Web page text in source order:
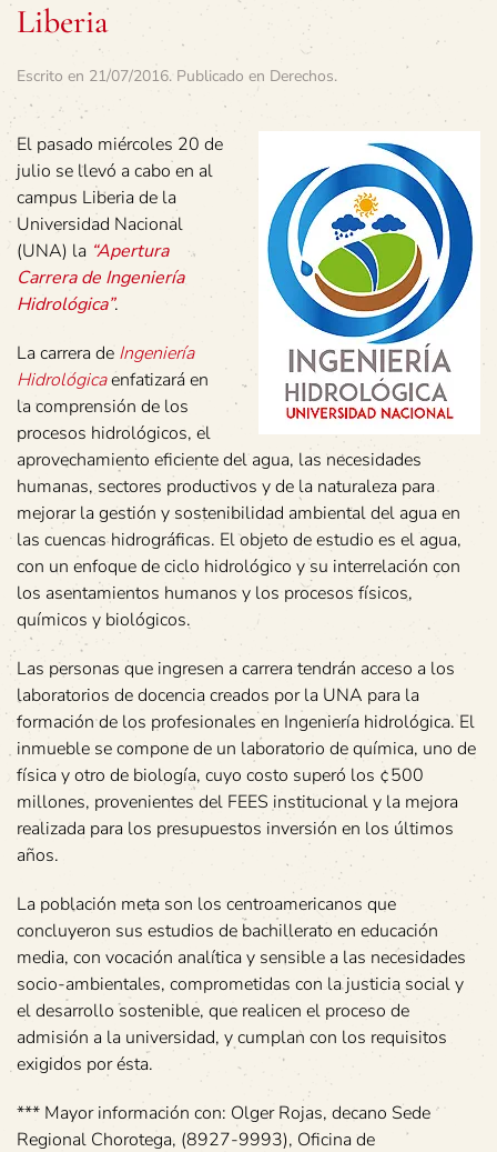
Liberia
Escrito en 21/07/2016. Publicado en Derechos.
El pasado miércoles 20 de
julio se llevó a cabo en al
campus Liberia de la
Universidad Nacional
(UNA) la “Apertura
Carrera de Ingeniería
Hidrológica”.
La carrera de Ingeniería
Hidrológicaenfatizará en
la comprensión de los
procesos hidrológicos, el
aprovechamiento eficiente del agua, las necesidades
humanas, sectores productivos y de la naturaleza para
mejorar la gestión y sostenibilidad ambiental del agua en
las cuencas hidrográficas. El objeto de estudio es el agua,
con un enfoque de ciclo hidrológico y su interrelación con
los asentamientos humanos y los procesos físicos,
químicos y biológicos.
Las personas que ingresen a carrera tendrán acceso a los
laboratorios de docencia creados por la UNA para la
formación de los profesionales en Ingeniería hidrológica. El
inmueble se compone de un laboratorio de química, uno de
física y otro de biología, cuyo costo superó los ¢500
millones, provenientes del FEES institucional y la mejora
realizada para los presupuestos inversión en los últimos
años.
La población meta son los centroamericanos que
concluyeron sus estudios de bachillerato en educación
media, con vocación analítica y sensible a las necesidades
socio-ambientales, comprometidas con la justicia social y
el desarrollo sostenible, que realicen el proceso de
admisión a la universidad, y cumplan con los requisitos
exigidos por ésta.
*** Mayor información con: Olger Rojas, decano Sede
Regional Chorotega, (8927-9993), Oficina de